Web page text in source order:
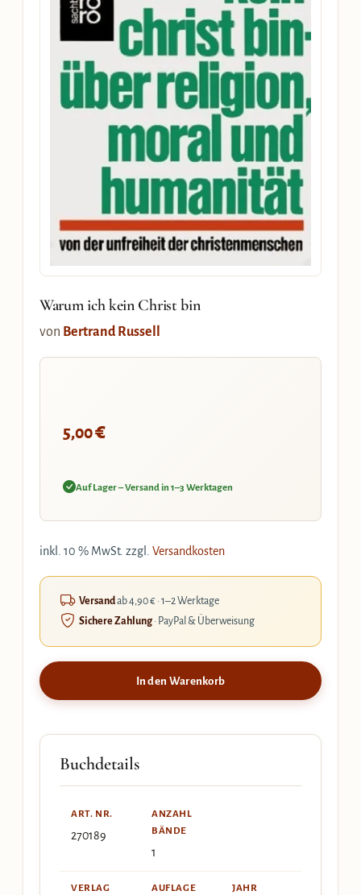
Warum ich kein Christ bin
von Bertrand Russell
5,00€
Auf Lager – Versand in 1–3 Werktagen
inkl. 10 % MwSt. zzgl. Versandkosten
Versandab 4,90 € · 1–2 Werktage
Sichere Zahlung· PayPal & Überweisung
In den Warenkorb
Buchdetails
ART. NR.
270189
ANZAHL
BÄNDE
1
VERLAG AUFLAGE JAHR